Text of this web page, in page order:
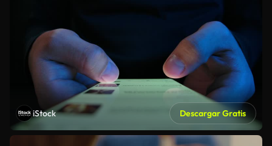
iStock Descargar Gratis